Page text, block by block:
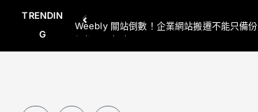
TRENDIN
G
Weebly 關站倒數！企業網站搬遷不能只備
網都要一起處理